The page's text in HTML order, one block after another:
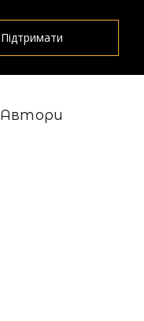
Підтримати
Автори